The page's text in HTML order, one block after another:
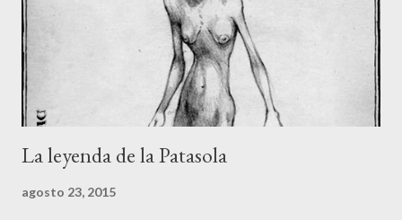
La leyenda de la Patasola
agosto 23, 2015